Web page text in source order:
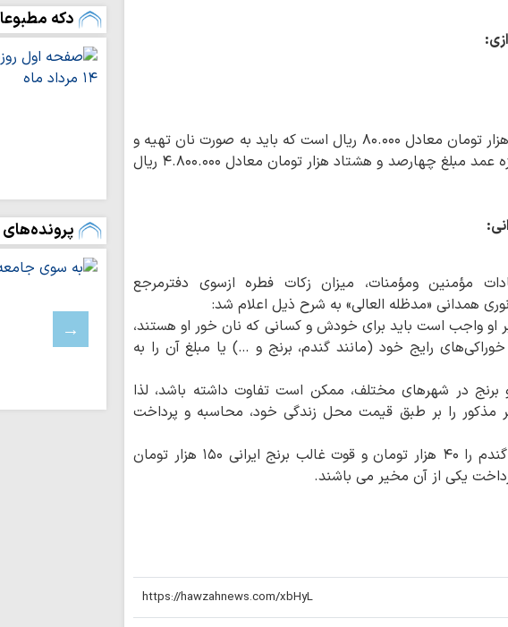
کفاره روزه غیر عمد مبلغ هشت هزار تومان معادل ۸۰.۰۰۰ ریال است که باید به صورت نان تهیه و
پرداخت شود؛ همچنین کفاره روزه عمد مبلغ چهارصد و هشتاد هزار تومان معادل ۴.۸۰۰.۰۰۰ ریال
مؤمنین ومؤمنات، میزان زکات فطره ازسوی دفترمرجع
همدانی «مدظله العالی» به شرح ذیل اعلام شد:
واجب است باید برای خودش و کسانی که نان خور او هستند،
صاع ( ۳ کیلو) از خوراکی‌های رایج خود (مانند گندم، برنج و …) یا مبلغ آن را به
برنج در شهرهای مختلف، ممکن است تفاوت داشته باشد، لذا
مذکور را بر طبق قیمت محل زندگی خود، محاسبه و پرداخت
دفتر معظم له مبلغ قوت غالب گندم را ٤٠ هزار تومان و قوت غالب برنج ایرانی ١٥٠ هزار تومان
یکی از آن مخیر می باشند.
رفاه و امنیت
وحدت و اتحاد
تداوم تجاوزات
لبنان
باختری را با
ملت ایران با
زانو درآمدن
واکنش علمای
آمریکا در برابر
بن‌بست شده است
اسلامی ایران است
دکه
پرونده‌های